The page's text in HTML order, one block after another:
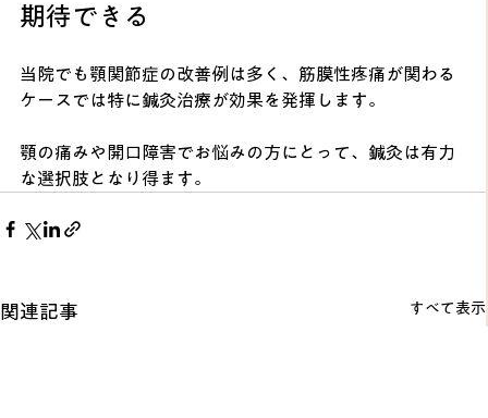
期待できる
当院でも顎関節症の改善例は多く、筋膜性疼痛が関わる
ケースでは特に鍼灸治療が効果を発揮します。
顎の痛みや開口障害でお悩みの方にとって、鍼灸は有力
な選択肢となり得ます。
関連記事 すべて表示